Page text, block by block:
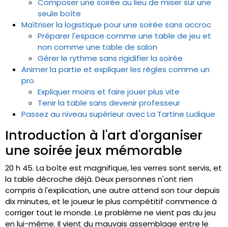
seule boîte
Maîtriser la logistique pour une soirée sans accroc
Préparer l'espace comme une table de jeu et
non comme une table de salon
Gérer le rythme sans rigidifier la soirée
Animer la partie et expliquer les règles comme un
pro
Expliquer moins et faire jouer plus vite
Tenir la table sans devenir professeur
Passez au niveau supérieur avec La Tartine Ludique
Introduction à l'art d'organiser
une soirée jeux mémorable
20 h 45. La boîte est magnifique, les verres sont servis, et
la table décroche déjà. Deux personnes n'ont rien
compris à l'explication, une autre attend son tour depuis
dix minutes, et le joueur le plus compétitif commence à
corriger tout le monde. Le problème ne vient pas du jeu
en lui-même. Il vient du mauvais assemblage entre le